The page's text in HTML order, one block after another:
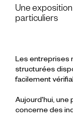
Une
particuliers
Les entreprises
structurées
facilement
Aujourd'hui, une
concerne des